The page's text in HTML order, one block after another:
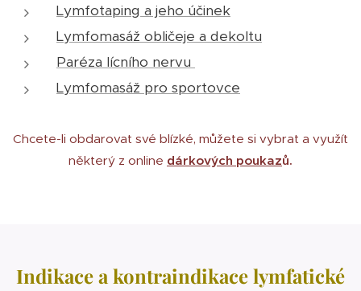
Lymfotaping a jeho účinek
Lymfomasáž obličeje a dekoltu
Paréza lícního nervu
Lymfomasáž pro sportovce
Chcete-li obdarovat své blízké, můžete si vybrat a využít
některý z online dárkových poukazů.
Indikace a kontraindikace lymfatické